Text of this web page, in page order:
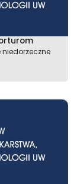
niedorzeczne